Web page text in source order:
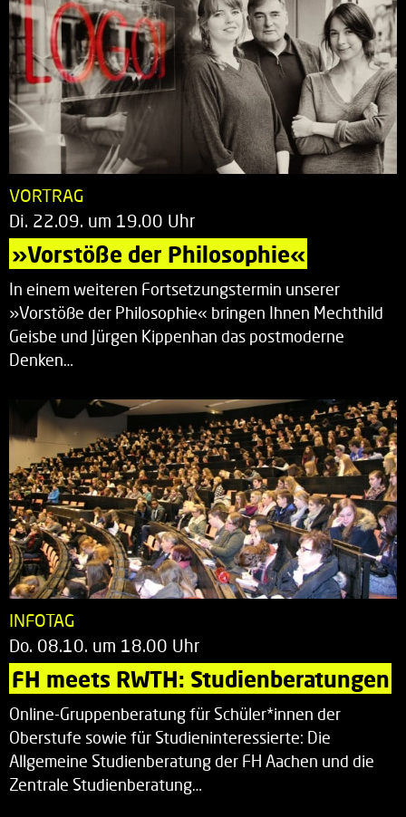
VORTRAG
Di. 22.09. um 19.00 Uhr
»Vorstöße der Philosophie«
In einem weiteren Fortsetzungstermin unserer
»Vorstöße der Philosophie« bringen Ihnen Mechthild
Geisbe und Jürgen Kippenhan das postmoderne
Denken…
INFOTAG
Do. 08.10. um 18.00 Uhr
FH meets RWTH: Studienberatungen
Online-Gruppenberatung für Schüler*innen der
Oberstufe sowie für Studieninteressierte: Die
Allgemeine Studienberatung der FH Aachen und die
Zentrale Studienberatung…